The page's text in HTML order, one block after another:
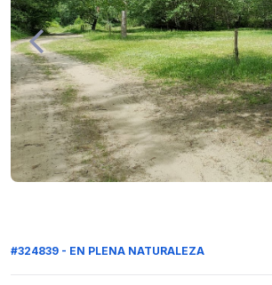
#324839 - EN PLENA NATURALEZA